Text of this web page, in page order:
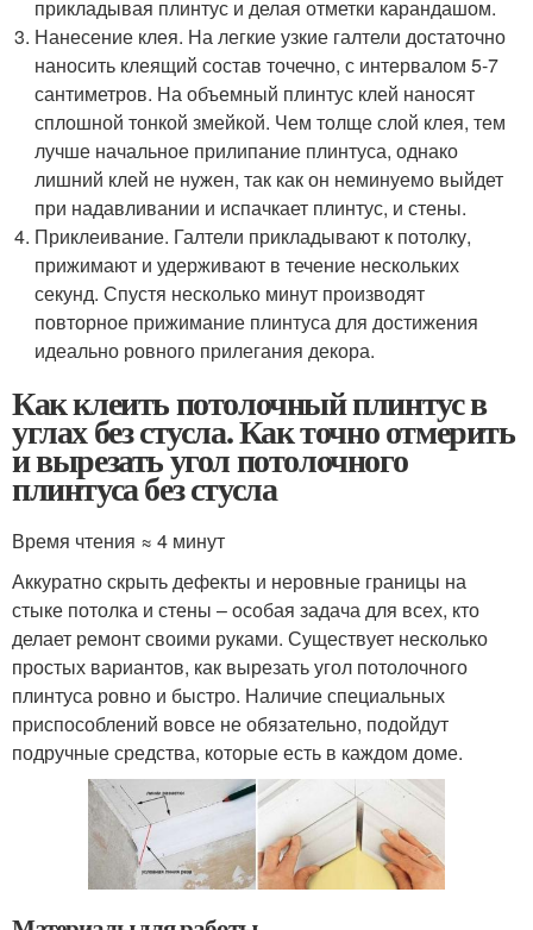
прикладывая плинтус и делая отметки карандашом.
Нанесение клея. На легкие узкие галтели достаточно
наносить клеящий состав точечно, с интервалом 5-7
сантиметров. На объемный плинтус клей наносят
сплошной тонкой змейкой. Чем толще слой клея, тем
лучше начальное прилипание плинтуса, однако
лишний клей не нужен, так как он неминуемо выйдет
при надавливании и испачкает плинтус, и стены.
Приклеивание. Галтели прикладывают к потолку,
прижимают и удерживают в течение нескольких
секунд. Спустя несколько минут производят
повторное прижимание плинтуса для достижения
идеально ровного прилегания декора.
Как клеить потолочный плинтус в
углах без стусла. Как точно отмерить
и вырезать угол потолочного
плинтуса без стусла
Время чтения ≈ 4 минут
Аккуратно скрыть дефекты и неровные границы на
стыке потолка и стены – особая задача для всех, кто
делает ремонт своими руками. Существует несколько
простых вариантов, как вырезать угол потолочного
плинтуса ровно и быстро. Наличие специальных
приспособлений вовсе не обязательно, подойдут
подручные средства, которые есть в каждом доме.